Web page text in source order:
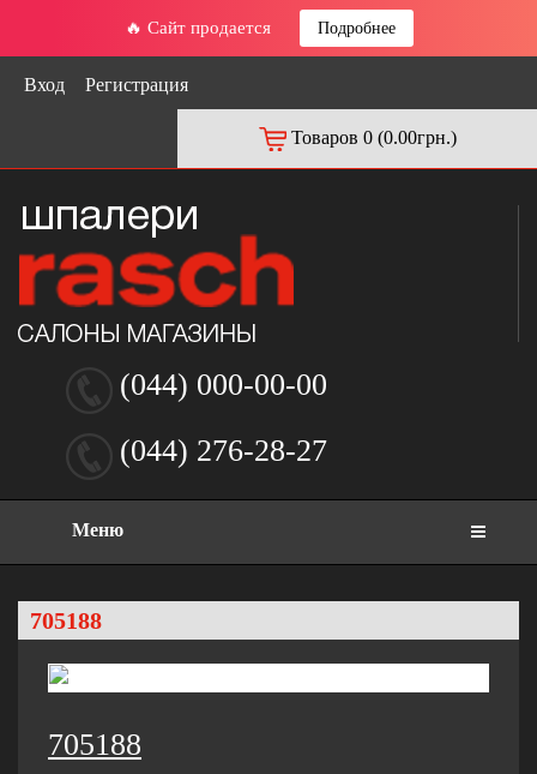
🔥 Сайт продается Подробнее
Вход Регистрация
Товаров 0 (0.00грн.)
(044) 000-00-00
(044) 276-28-27
Меню
705188
705188